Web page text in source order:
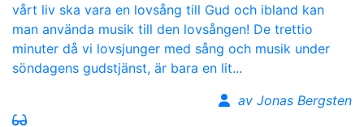
vårt liv ska vara en lovsång till Gud och ibland kan
man använda musik till den lovsången! De trettio
minuter då vi lovsjunger med sång och musik under
söndagens gudstjänst, är bara en lit...
av Jonas Bergsten